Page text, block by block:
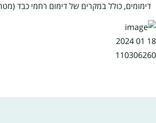
דימומים, כולל במקרים של דימום רחמי כבד